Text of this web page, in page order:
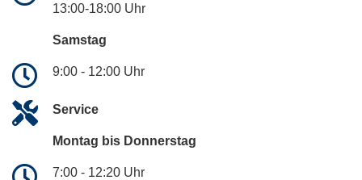
13:00-18:00 Uhr
Samstag
9:00 - 12:00 Uhr
Service
Montag bis Donnerstag
7:00 - 12:20 Uhr